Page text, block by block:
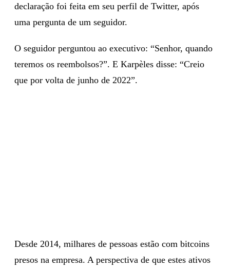
declaração foi feita em seu perfil de Twitter, após
uma pergunta de um seguidor.
O seguidor perguntou ao executivo: “Senhor, quando
teremos os reembolsos?”. E Karpèles disse: “Creio
que por volta de junho de 2022”.
Desde 2014, milhares de pessoas estão com bitcoins
presos na empresa. A perspectiva de que estes ativos